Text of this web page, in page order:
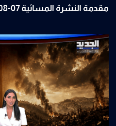
مقدمة النشرة المسائية 07-08-2026